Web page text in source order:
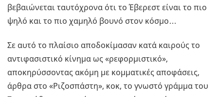
βεβαιώνεται ταυτόχρονα ότι το Έβερεστ είναι το πιο
ψηλό και το πιο χαμηλό βουνό στον κόσμο…
Σε αυτό το πλαίσιο αποδοκίμασαν κατά καιρούς το
αντιφασιστικό κίνημα ως «ρεφορμιστικό»,
αποκηρύσσοντας ακόμη με κομματικές αποφάσεις,
άρθρα στο «Ριζοσπάστη», κοκ, το γνωστό γράμμα του